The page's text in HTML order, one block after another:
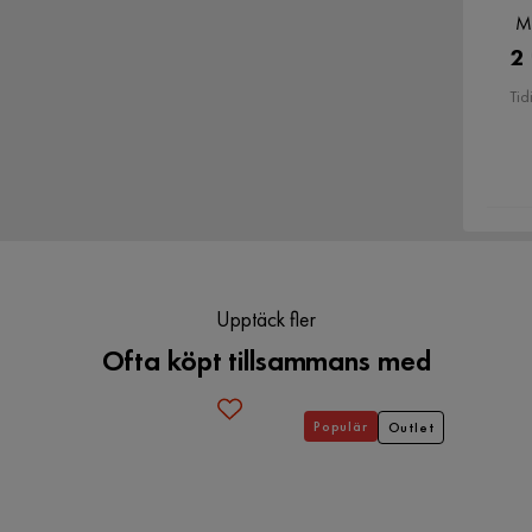
2
Upptäck fler
Ofta köpt tillsammans med
Populär Outlet